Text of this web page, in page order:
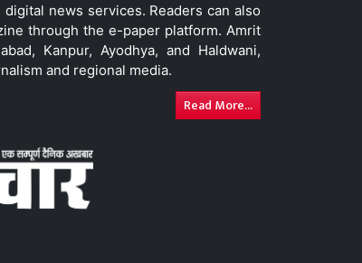
news services. Readers can also
through the e-paper platform. Amrit
Kanpur, Ayodhya, and Haldwani,
and regional media.
Read More...